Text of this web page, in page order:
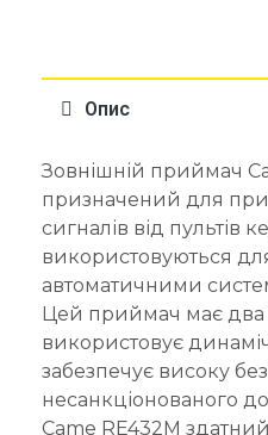
Опис
Зовнішній приймач
призначений для
сигналів від пультів
використовуються
автоматичними
Цей приймач має два
використовує
забезпечує високу
несанкціонованого
Came RE432M